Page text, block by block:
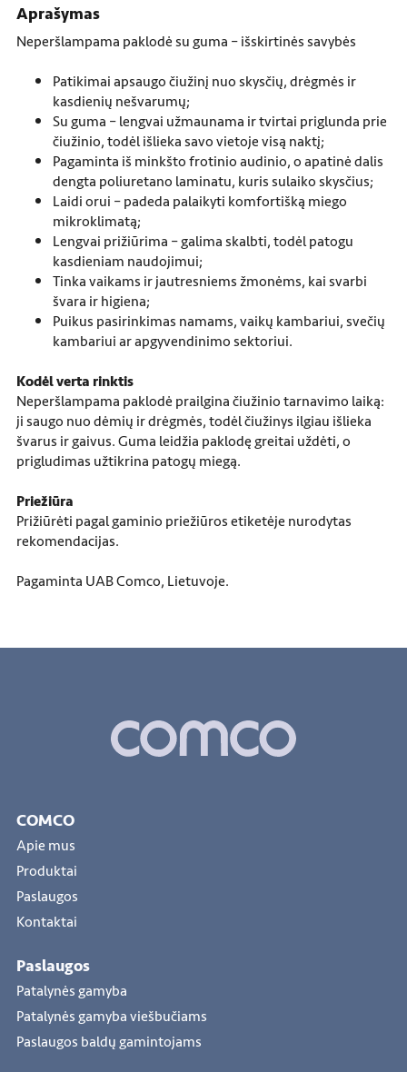
Aprašymas
Neperšlampama paklodė su guma – išskirtinės savybės
Patikimai apsaugo čiužinį nuo skysčių, drėgmės ir
kasdienių nešvarumų;
Su guma – lengvai užmaunama ir tvirtai priglunda prie
čiužinio, todėl išlieka savo vietoje visą naktį;
Pagaminta iš minkšto frotinio audinio, o apatinė dalis
dengta poliuretano laminatu, kuris sulaiko skysčius;
Laidi orui – padeda palaikyti komfortišką miego
mikroklimatą;
Lengvai prižiūrima – galima skalbti, todėl patogu
kasdieniam naudojimui;
Tinka vaikams ir jautresniems žmonėms, kai svarbi
švara ir higiena;
Puikus pasirinkimas namams, vaikų kambariui, svečių
kambariui ar apgyvendinimo sektoriui.
Kodėl verta rinktis
Neperšlampama paklodė prailgina čiužinio tarnavimo laiką:
ji saugo nuo dėmių ir drėgmės, todėl čiužinys ilgiau išlieka
švarus ir gaivus. Guma leidžia paklodę greitai uždėti, o
prigludimas užtikrina patogų miegą.
Priežiūra
Prižiūrėti pagal gaminio priežiūros etiketėje nurodytas
rekomendacijas.
Pagaminta UAB Comco, Lietuvoje.
COMCO
Apie mus
Produktai
Paslaugos
Kontaktai
Paslaugos
Patalynės gamyba
Patalynės gamyba viešbučiams
Paslaugos baldų gamintojams